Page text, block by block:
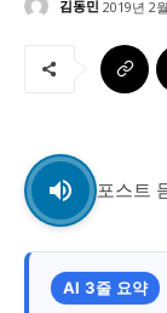
공지사항
김동민 2019년 2
포스트
AI 3줄 요약